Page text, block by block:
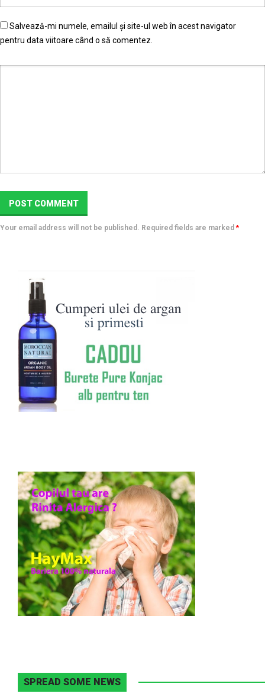
Salvează-mi numele, emailul și site-ul web în acest navigator
pentru data viitoare când o să comentez.
Your email address will not be published. Required fields are marked *
SPREAD SOME NEWS